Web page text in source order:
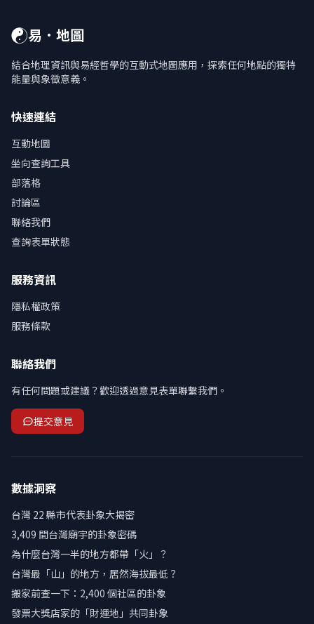
☯易．地圖
結合地理資訊與易經哲學的互動式地圖應用，探索任何地點的獨特
能量與象徵意義。
快速連結
互動地圖
坐向查詢工具
部落格
討論區
聯絡我們
查詢表單狀態
服務資訊
隱私權政策
服務條款
聯絡我們
有任何問題或建議？歡迎透過意見表單聯繫我們。
提交意見
數據洞察
台灣 22 縣市代表卦象大揭密
3,409 間台灣廟宇的卦象密碼
為什麼台灣一半的地方都帶「火」？
台灣最「山」的地方，居然海拔最低？
搬家前查一下：2,400 個社區的卦象
發票大獎店家的「財運地」共同卦象